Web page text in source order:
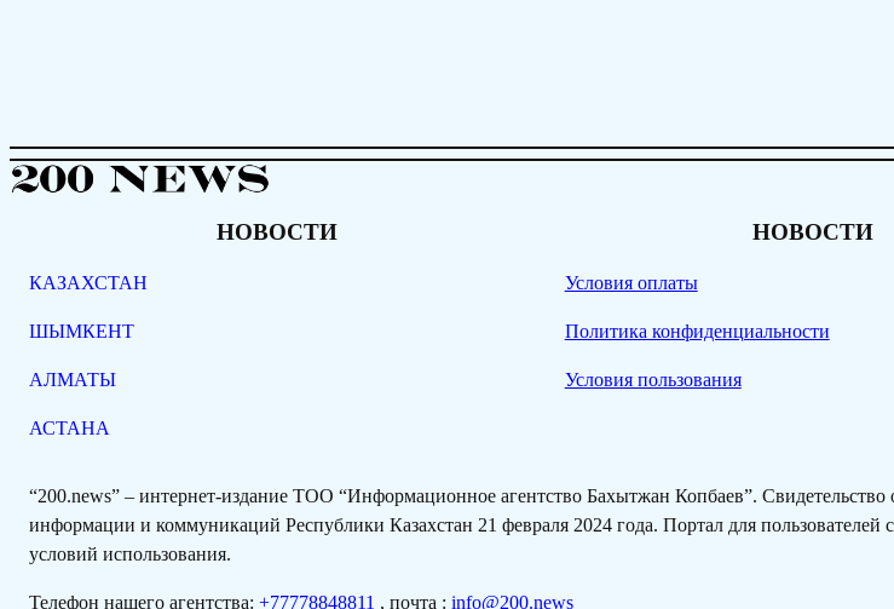
НОВОСТИ
КАЗАХСТАН
ШЫМКЕНТ
АЛМАТЫ
АСТАНА
НОВОСТИ
Условия оплаты
Политика конфиденциальности
Условия пользования
“200.news” – интернет-издание ТОО “Информационное агентство Бахытжан Копбаев”.
информации и коммуникаций Республики Казахстан 21 февраля 2024 года. Портал для
условий использования.
Телефон нашего агентства: +77778848811 , почта : info@200.news